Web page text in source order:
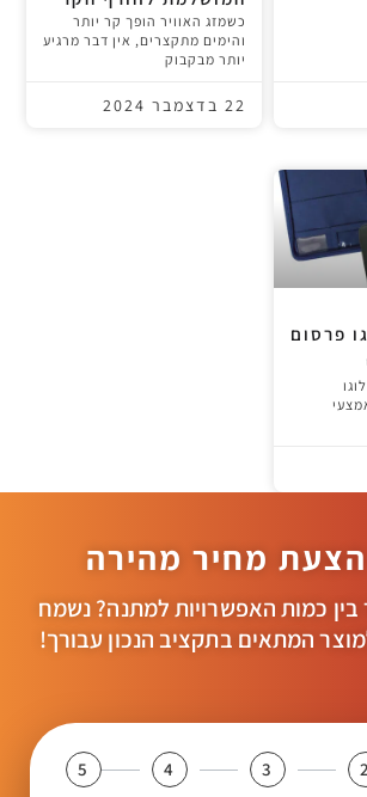
כשמזג האוויר הופך קר יותר
והימים מתקצרים, אין דבר מרגיע
יותר מבקבוק
22 בדצמבר 2024
פרסום
מחיר מהירה
כמות האפשרויות למתנה? נשמח
המתאים בתקציב הנכון עבורך!
2
3
4
5